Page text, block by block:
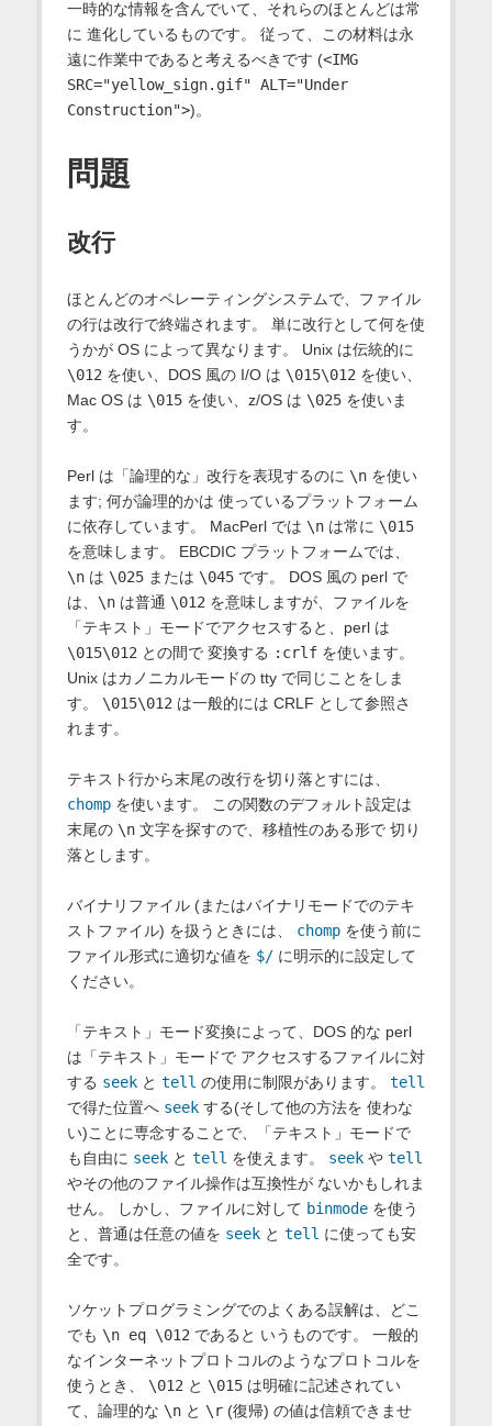
一時的な情報を含んでいて、それらのほとんどは常
に 進化しているものです。 従って、この材料は永
遠に作業中であると考えるべきです (<IMG
SRC="yellow_sign.gif" ALT="Under
Construction">)。
問題
改行
ほとんどのオペレーティングシステムで、ファイル
の行は改行で終端されます。 単に改行として何を使
うかが OS によって異なります。 Unix は伝統的に
\012 を使い、DOS 風の I/O は \015\012 を使い、
Mac OSは \015を使い、z/OS は \025を使いま
す。
Perl は「論理的な」改行を表現するのに \nを使い
ます; 何が論理的かは 使っているプラットフォーム
に依存しています。 MacPerl では \nは常に \015
を意味します。 EBCDIC プラットフォームでは、
\nは \025または \045です。 DOS 風の perl で
は、 \nは普通 \012を意味しますが、ファイルを
「テキスト」モードでアクセスすると、perl は
\015\012との間で 変換する :crlfを使います。
Unix はカノニカルモードの tty で同じことをしま
す。 \015\012は一般的には CRLF として参照さ
れます。
テキスト行から末尾の改行を切り落とすには、
chompを使います。 この関数のデフォルト設定は
末尾の \n文字を探すので、移植性のある形で 切り
落とします。
バイナリファイル (またはバイナリモードでのテキ
ストファイル) を扱うときには、 chompを使う前に
ファイル形式に適切な値を $/に明示的に設定して
ください。
「テキスト」モード変換によって、DOS 的な perl
は「テキスト」モードで アクセスするファイルに対
する seekと tell の使用に制限があります。 tell
で得た位置へ seekする(そして他の方法を 使わな
い)ことに専念することで、「テキスト」モードで
も自由に seekと tell を使えます。 seekや tell
やその他のファイル操作は互換性が ないかもしれま
せん。 しかし、ファイルに対して binmodeを使う
と、普通は任意の値を seekと tell に使っても安
全です。
ソケットプログラミングでのよくある誤解は、どこ
でも \n eq \012であると いうものです。 一般的
なインターネットプロトコルのようなプロトコルを
使うとき、 \012と \015は明確に記述されてい
て、論理的な \nと \r(復帰) の値は信頼できませ